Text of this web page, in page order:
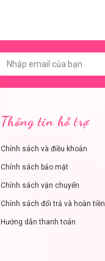
Thông tin hỗ trợ
Chính sách và điều khoản
Chính sách bảo mật
Chính sách vận chuyển
Chính sách đổi trả và hoàn tiền
Hướng dẫn thanh toán